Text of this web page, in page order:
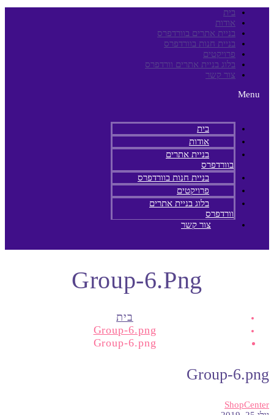
בית
אודות
בניית אתרים בוורדפרס
בניית חנות בוורדפרס
פרויקטים
בלוג בניית אתרים וורדפרס
צור קשר
Menu
בית
אודות
בניית אתרים
בוורדפרס
בניית חנות בוורדפרס
פרויקטים
בלוג בניית אתרים
וורדפרס
צור קשר
Group-6.png
בית
Group-6.png
Group-6.png
Group-6.png
ShopCenter